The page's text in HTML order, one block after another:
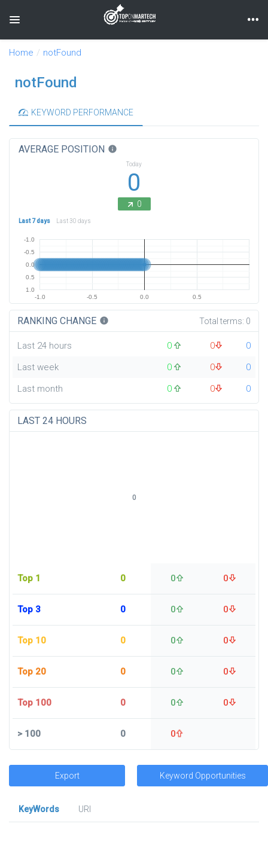
Toggle navigation
Home notFound
notFound
KEYWORD PERFORMANCE
AVERAGE POSITION info
Today
0
0
Last 7 days Last 30 days
-1.0 -0.5 0.0 0.5
-1.0
-0.5
0.0
0.5
1.0
RANKING CHANGE info Total terms: 0
Last 24 hours 0 0
0
Last week
0 0
0
Last month
0 0 0
LAST 24 HOURS
Top 1 0 0 0
Top 3 0 0 0
Top 10 0 0 0
Top 20 0 0 0
Top 100 0 0 0
>100 0 0
0
Export Keyword Opportunities
KeyWords
URl